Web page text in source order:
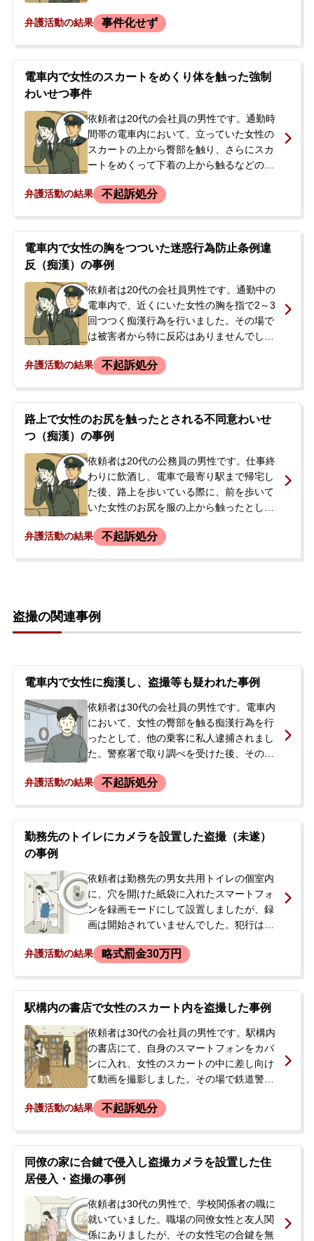
とどまり自ら駅員室へ向かいました。駆け
を認めました。後日、警察署から出頭を要
請されたため、今後の手続きや被害者との
示談について不安を感じ、当事務所へ相談
に来られました。
弁護活動の結果 事件化せず
電車内で女性のスカートをめくり体を触った強制
わいせつ事件
依頼者は20代の会社員の男性です。通勤時
間帯の電車内において、立っていた女性の
スカートの上から臀部を触り、さらにスカ
ートをめくって下着の上から触るなどの痴
車した駅で被害者女性に声をかけられまし
た。<br /> その後、警察署で取り調べを受
け、スマートフォンなどを押収されまし
た。在宅事件として捜査が進められること
になりましたが、被害者は以前にも同じ手
口の被害に遭っており、同一人物による犯
行を指摘していました。依頼者は、今後の
刑事処分や海外出張への影響を不安に感
所へ相談し、弁護を依頼されました。
弁護活動の結果 不起訴処分
電車内で女性の胸をつついた迷惑行為防止条例違
反（痴漢）の事例
依頼者は20代の会社員男性です。通勤中の
電車内で、近くにいた女性の胸を指で2～3
回つつく痴漢行為を行いました。その場で
は被害者から特に反応はありませんでした
た動画を証拠として警察に被害届を提出し
後、検察庁から連絡があり、弁護士を選任
するよう指示されたことから、今後の刑事
処分や対応について不安を感じ、当事務所
へ相談に来られました。
弁護活動の結果 不起訴処分
路上で女性のお尻を触ったとされる不同意わいせ
つ（痴漢）の事例
依頼者は20代の公務員の男性です。仕事終
わりに飲酒し、電車で最寄り駅まで帰宅し
た後、路上を歩いている際に、前を歩いて
いた女性のお尻を服の上から触ったとし
た。依頼者は当時ひどく酔っており、わい
受けた後、その日は両親が身元引受人とな
り帰宅を許されましたが、後日改めて呼び
事処分や逮捕される可能性に大きな不安を
感じ、とにかく逮捕を回避したいとの強い
ご希望から、当事務所へ相談に来られまし
た。
弁護活動の結果 不起訴処分
盗撮の関連事例
電車内で女性に痴漢し、盗撮等も疑われた事例
依頼者は30代の会社員の男性です。電車内
において、女性の臀部を触る痴漢行為を行
ったとして、他の乗客に私人逮捕されまし
た。警察署で取り調べを受けた後、その日
継続。さらに、任意提出した携帯電話に保
為は認めるものの、スカートを捲り上げた
事実は否認。また、動画についてもインタ
性の認識はなかったと主張。釈放後、警察
からの次回の呼び出しを待つ中で、令状に
基づき自宅の外付けHDDが差し押さえられ
るなど捜査が進展しており、示談による解
た。
弁護活動の結果 不起訴処分
勤務先のトイレにカメラを設置した盗撮（未遂）
の事例
依頼者は勤務先の男女共用トイレの個室内
に、穴を開けた紙袋に入れたスマートフォ
ンを録画モードにして設置しましたが、録
画は開始されていませんでした。犯行はす
職場を訪れた際に犯行を自白し、スマート
について不安を抱き、当事務所へ相談に来
られました。
弁護活動の結果 略式罰金30万円
駅構内の書店で女性のスカート内を盗撮した事例
依頼者は30代の会社員の男性です。駅構内
の書店にて、自身のスマートフォンをカバ
ンに入れ、女性のスカートの中に差し向け
て動画を撮影しました。その場で鉄道警察
められました。警察官にスマートフォンを
宅を許されました。しかし、警察からは後
日改めて呼び出すと言われていました。依
頼者には2年ほど前から盗撮を繰り返してい
た常習性があり、強く不安を感じ、当事務
所へ相談に来られました。
弁護活動の結果 不起訴処分
同僚の家に合鍵で侵入し盗撮カメラを設置した住
居侵入・盗撮の事例
依頼者は30代の男性で、学校関係者の職に
就いていました。職場の同僚女性と友人関
係にありましたが、その女性宅の合鍵を無